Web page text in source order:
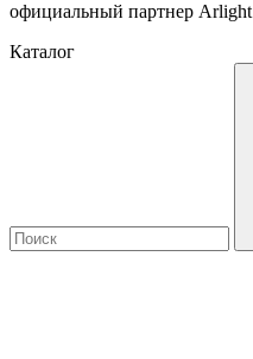
официальный партнер Arlight
Каталог